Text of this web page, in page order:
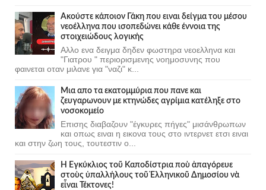
Ακούστε κάποιον Γάκη που ειναι δείγμα του μέσου
νεοέλληνα που ισοπεδώνει κάθε έννοια της
στοιχειώδους λογικής
Αλλο ενα δειγμα δηδεν φωστηρα νεοελληνα και
"Γιατρου " περιορισμενης νοημοσυνης που
φαινεται οταν μιλανε για "ναζι" κ...
Μια απο τα εκατομμύρια που πανε και
ζευγαρωνουν με κτηνώδες αγρίμια κατέληξε στο
νοσοκομείο
Επισης διαβαζουν "έγκυρες πήγες" μισάνθρωπων
και οπως ειναι η εικονα τους στο ιντερνετ ετσι ειναι
και στην ζωη τους, τουτεστιν ο...
Ἡ Ἐγκύκλιος τοῦ Καποδίστρια ποὺ ἀπαγόρευε
στοὺς ὑπαλλήλους τοῦ Ἑλληνικοῦ Δημοσίου νὰ
εἶναι Τέκτονες!